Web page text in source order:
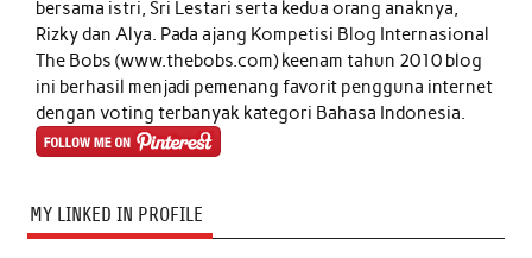
bersama istri, Sri Lestari serta kedua orang anaknya,
Rizky dan Alya. Pada ajang Kompetisi Blog Internasional
The Bobs (www.thebobs.com) keenam tahun 2010 blog
ini berhasil menjadi pemenang favorit pengguna internet
dengan voting terbanyak kategori Bahasa Indonesia.
MY LINKED IN PROFILE